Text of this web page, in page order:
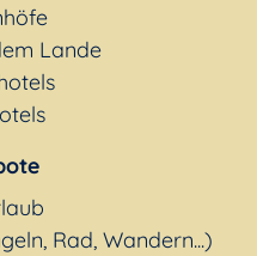
Lande
Rad, Wandern...)